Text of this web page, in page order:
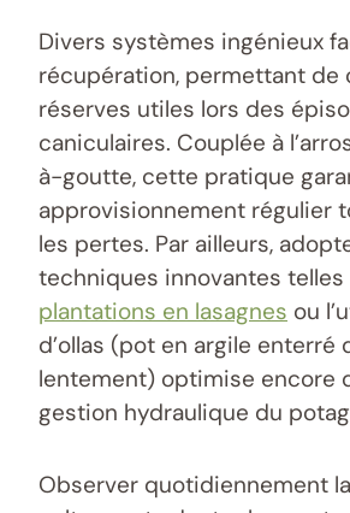
Divers systèmes ingénieux
récupération, permettant de
réserves utiles lors des
caniculaires. Couplée à
à-goutte, cette pratique
approvisionnement régulier
les pertes. Par ailleurs,
techniques innovantes telles
plantations en lasagnes ou
d’ollas (pot en argile enterré
lentement) optimise encore
gestion hydraulique du
Observer quotidiennement